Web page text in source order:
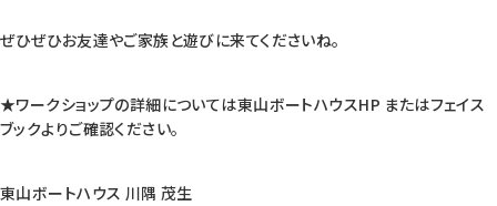
ぜひぜひお友達やご家族と遊びに来てくださいね。
★ワークショップの詳細については東山ボートハウスHP またはフェイス
ブックよりご確認ください。
東山ボートハウス 川隅 茂生